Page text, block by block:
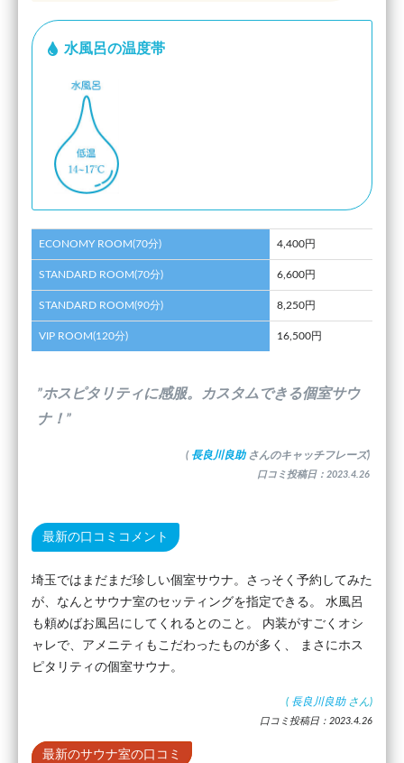
水風呂の温度帯
ECONOMY ROOM(70分) 4,400円
STANDARD ROOM(70分) 6,600円
STANDARD ROOM(90分) 8,250円
VIP ROOM(120分) 16,500円
”ホスピタリティに感服。カスタムできる個室サウ
ナ！”
( 長良川良助 さんのキャッチフレーズ)
口コミ投稿日：2023.4.26
最新の口コミコメント
埼玉ではまだまだ珍しい個室サウナ。さっそく予約してみた
が、なんとサウナ室のセッティングを指定できる。 水風呂
も頼めばお風呂にしてくれるとのこと。 内装がすごくオシ
ャレで、アメニティもこだわったものが多く、 まさにホス
ピタリティの個室サウナ。
( 長良川良助 さん)
口コミ投稿日：2023.4.26
最新のサウナ室の口コミ